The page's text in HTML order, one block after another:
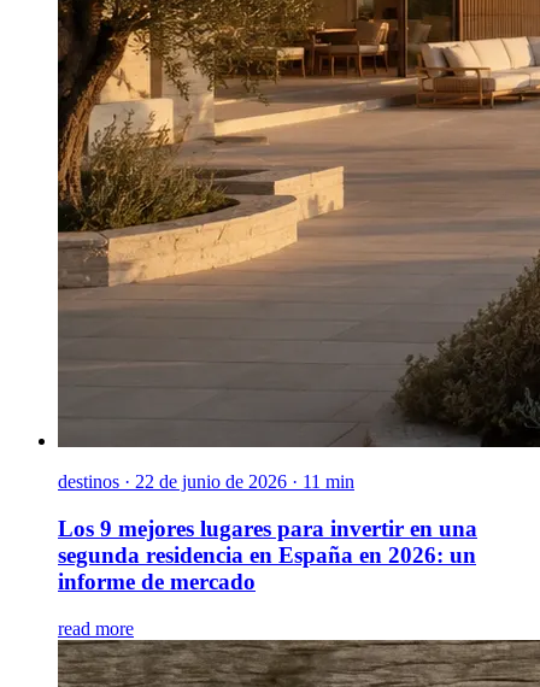
destinos · 22 de junio de 2026 · 11 min
Los 9 mejores lugares para invertir en una
segunda residencia en España en 2026: un
informe de mercado
read more